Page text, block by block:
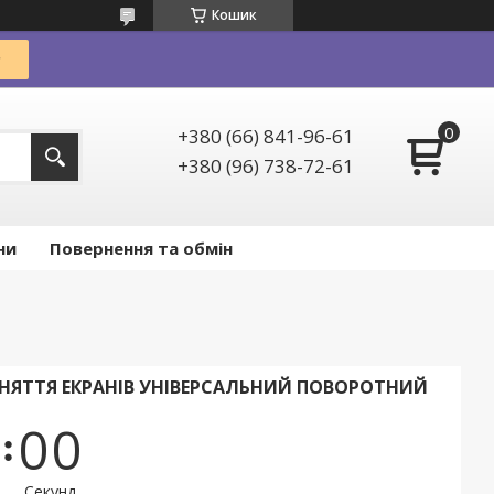
Кошик
+380 (66) 841-96-61
+380 (96) 738-72-61
Повернення та обмін
ЕКРАНІВ УНІВЕРСАЛЬНИЙ ПОВОРОТНИЙ
00